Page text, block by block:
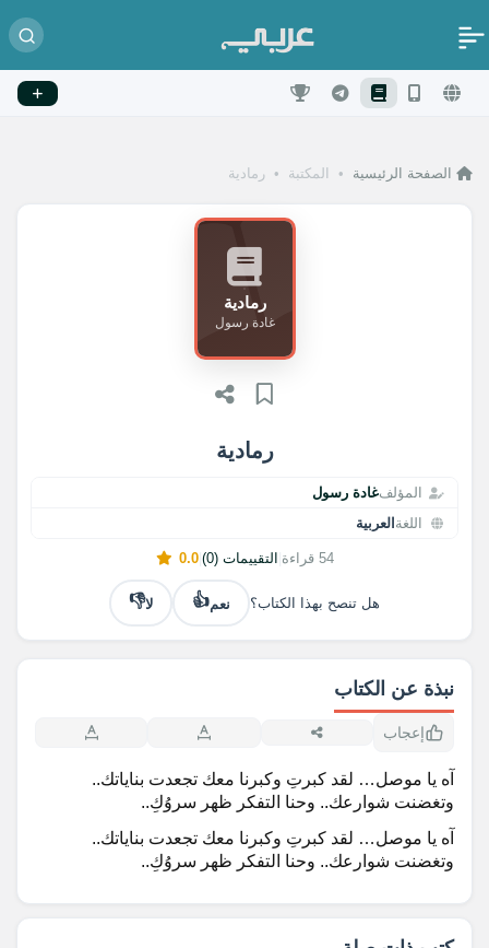
الصفحة الرئيسية • المكتبة • رمادية
رمادية
المؤلفغادة رسول
اللغة العربية
54 قراءة التقييمات (0) |
0.0
هل تنصح بهذا الكتاب؟ نعم👍 لا👎
رمادية
غادة رسول
نبذة عن الكتاب
إعجاب
آه يا موصل… لقد كبرتِ وكبرنا معك تجعدت بناياتك..
وتغضنت شوارعك.. وحنا التفكر ظهر سروُكِ..
آه يا موصل… لقد كبرتِ وكبرنا معك تجعدت بناياتك..
وتغضنت شوارعك.. وحنا التفكر ظهر سروُكِ..